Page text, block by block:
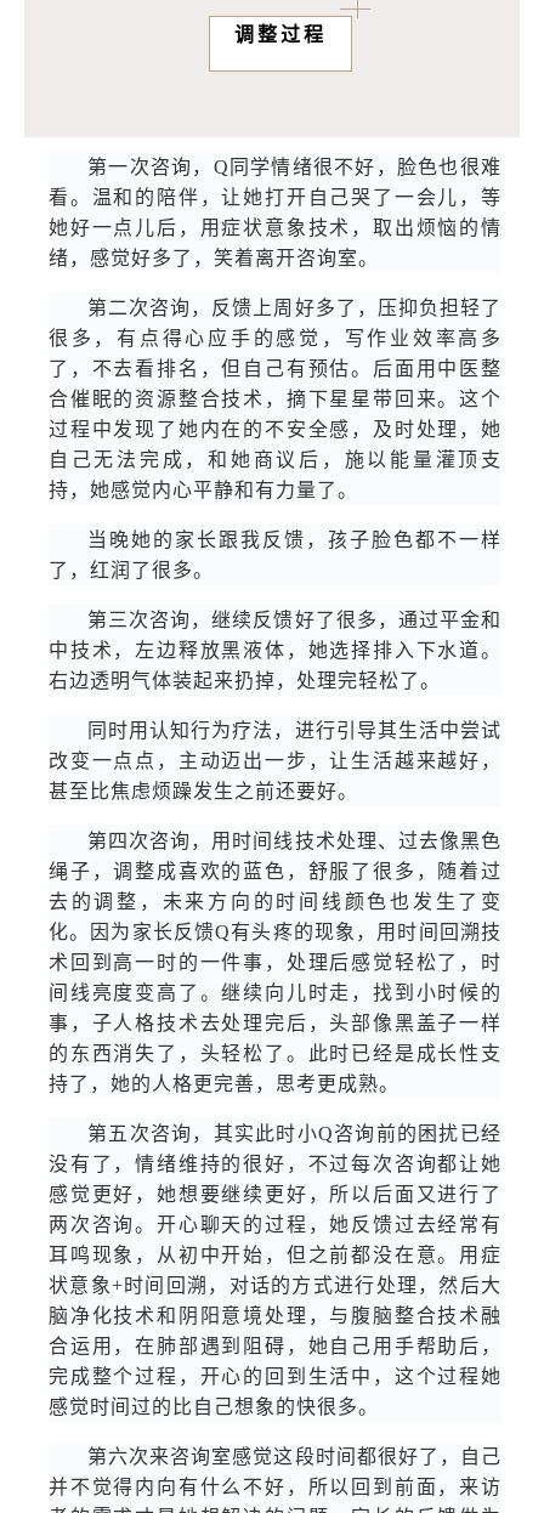
调整过程
第一次咨询，Q同学情绪很不好，脸色也很难
看。温和的陪伴，让她打开自己哭了一会儿，等
她好一点儿后，用症状意象技术，取出烦恼的情
绪，感觉好多了，笑着离开咨询室。
第二次咨询，反馈上周好多了，压抑负担轻了
很多，有点得心应手的感觉，写作业效率高多
了，不去看排名，但自己有预估。后面用中医整
合催眠的资源整合技术，摘下星星带回来。这个
过程中发现了她内在的不安全感，及时处理，她
自己无法完成，和她商议后，施以能量灌顶支
持，她感觉内心平静和有力量了。
当晚她的家长跟我反馈，孩子脸色都不一样
了，红润了很多。
第三次咨询，继续反馈好了很多，通过平金和
中技术，左边释放黑液体，她选择排入下水道。
右边透明气体装起来扔掉，处理完轻松了。
同时用认知行为疗法，进行引导其生活中尝试
改变一点点，主动迈出一步，让生活越来越好，
甚至比焦虑烦躁发生之前还要好。
第四次咨询，用时间线技术处理、过去像黑色
绳子，调整成喜欢的蓝色，舒服了很多，随着过
去的调整，未来方向的时间线颜色也发生了变
化。因为家长反馈Q有头疼的现象，用时间回溯技
术回到高一时的一件事，处理后感觉轻松了，时
间线亮度变高了。继续向儿时走，找到小时候的
事，子人格技术去处理完后，头部像黑盖子一样
的东西消失了，头轻松了。此时已经是成长性支
持了，她的人格更完善，思考更成熟。
第五次咨询，其实此时小Q咨询前的困扰已经
没有了，情绪维持的很好，不过每次咨询都让她
感觉更好，她想要继续更好，所以后面又进行了
两次咨询。开心聊天的过程，她反馈过去经常有
耳鸣现象，从初中开始，但之前都没在意。用症
状意象+时间回溯，对话的方式进行处理，然后大
脑净化技术和阴阳意境处理，与腹脑整合技术融
合运用，在肺部遇到阻碍，她自己用手帮助后，
完成整个过程，开心的回到生活中，这个过程她
感觉时间过的比自己想象的快很多。
第六次来咨询室感觉这段时间都很好了，自己
并不觉得内向有什么不好，所以回到前面，来访